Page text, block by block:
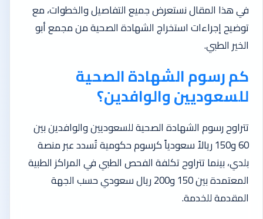
في هذا المقال نستعرض جميع التفاصيل والخطوات، مع
توضيح إجراءات استخراج الشهادة الصحية من مجمع أبو
الخير الطبي.
كم رسوم الشهادة الصحية
للسعوديين والوافدين؟
تتراوح رسوم الشهادة الصحية للسعوديين والوافدين بين
60 و150 ريالاً سعودياً كرسوم حكومية تُسدد عبر منصة
بلدي، بينما تتراوح تكلفة الفحص الطبي في المراكز الطبية
المعتمدة بين 150 و200 ريال سعودي حسب الجهة
المقدمة للخدمة.